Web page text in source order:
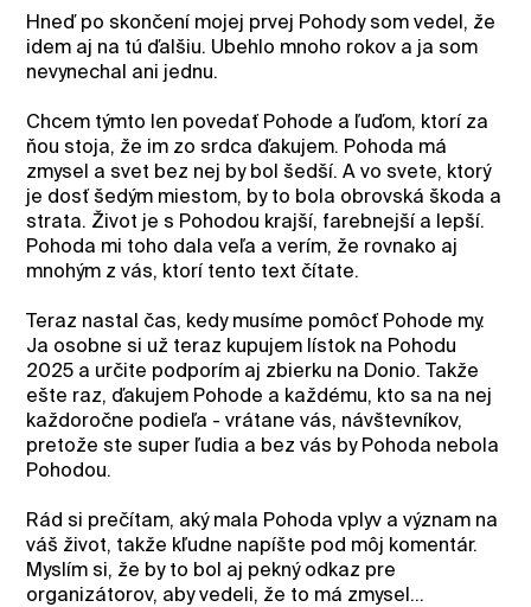
Hneď po skončení mojej prvej Pohody som vedel, že
idem aj na tú ďalšiu. Ubehlo mnoho rokov a ja som
nevynechal ani jednu.
Chcem týmto len povedať Pohode a ľuďom, ktorí za
ňou stoja, že im zo srdca ďakujem. Pohoda má
zmysel a svet bez nej by bol šedší. A vo svete, ktorý
je dosť šedým miestom, by to bola obrovská škoda a
strata. Život je s Pohodou krajší, farebnejší a lepší.
Pohoda mi toho dala veľa a verím, že rovnako aj
mnohým z vás, ktorí tento text čítate.
Teraz nastal čas, kedy musíme pomôcť Pohode my.
Ja osobne si už teraz kupujem lístok na Pohodu
2025 a určite podporím aj zbierku na Donio. Takže
ešte raz, ďakujem Pohode a každému, kto sa na nej
každoročne podieľa - vrátane vás, návštevníkov,
pretože ste super ľudia a bez vás by Pohoda nebola
Pohodou.
Rád si prečítam, aký mala Pohoda vplyv a význam na
váš život, takže kľudne napíšte pod môj komentár.
Myslím si, že by to bol aj pekný odkaz pre
organizátorov, aby vedeli, že to má zmysel...